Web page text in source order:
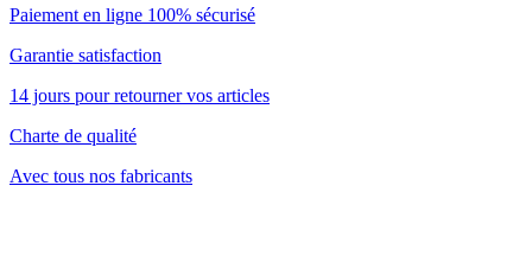
Paiement en ligne 100% sécurisé
Garantie satisfaction
14 jours pour retourner vos articles
Charte de qualité
Avec tous nos fabricants